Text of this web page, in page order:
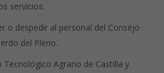
servicios.
o despedir al personal del Consejo
del Pleno.
Agrario de Castilla y